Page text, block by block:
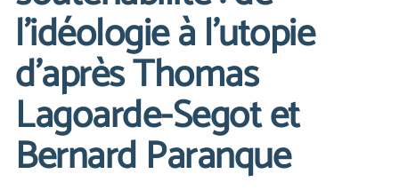
l’idéologie à l’utopie
d'après Thomas
Lagoarde-Segot et
Bernard Paranque